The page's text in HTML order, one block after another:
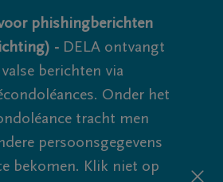
phishingberichten
- DELA ontvangt
berichten via
Onder het
tracht men
persoonsgegevens
bekomen. Klik niet op